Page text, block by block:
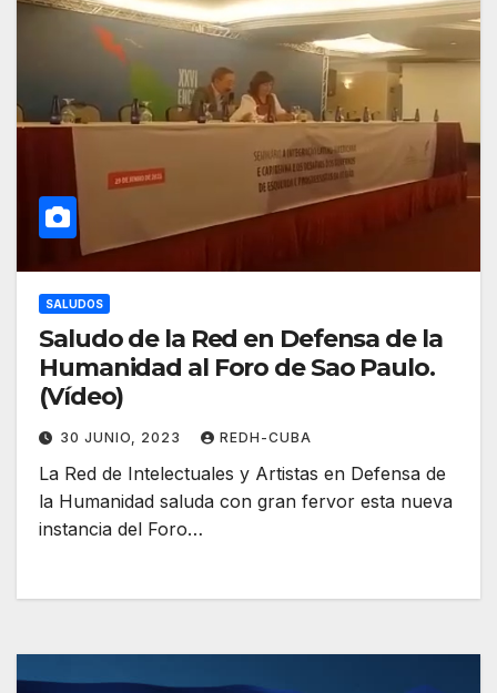
SALUDOS
Saludo de la Red en Defensa de la
Humanidad al Foro de Sao Paulo.
(Vídeo)
30 JUNIO, 2023 REDH-CUBA
La Red de Intelectuales y Artistas en Defensa de
la Humanidad saluda con gran fervor esta nueva
instancia del Foro…